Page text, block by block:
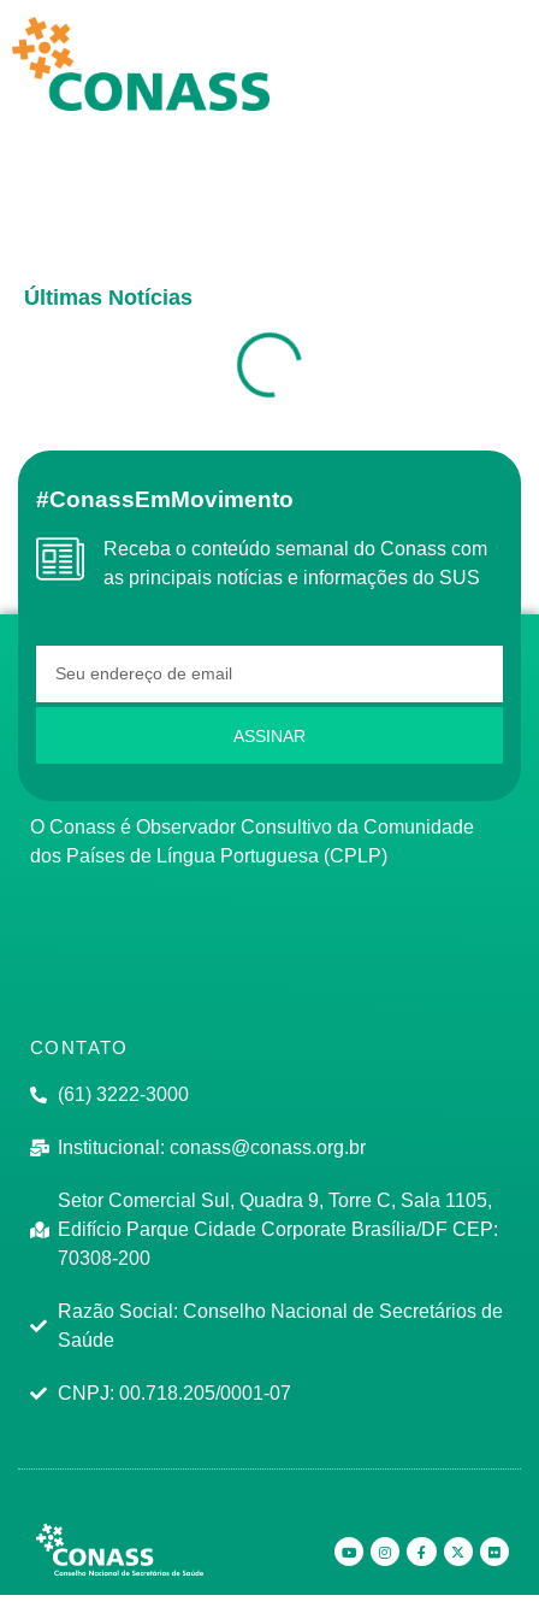
Últimas Notícias
#ConassEmMovimento
Receba o conteúdo semanal do Conass com
as principais notícias e informações do SUS
ASSINAR
O Conass é Observador Consultivo da Comunidade
dos Países de Língua Portuguesa (CPLP)
CONTATO
(61) 3222-3000
Institucional: conass@conass.org.br
Setor Comercial Sul, Quadra 9, Torre C, Sala 1105,
Edifício Parque Cidade Corporate Brasília/DF CEP:
70308-200
Razão Social: Conselho Nacional de Secretários de
Saúde
CNPJ: 00.718.205/0001-07